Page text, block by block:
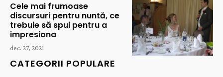
Cele mai frumoase
discursuri pentru nuntă, ce
trebuie să spui pentru a
impresiona
dec. 27, 2021
CATEGORII POPULARE